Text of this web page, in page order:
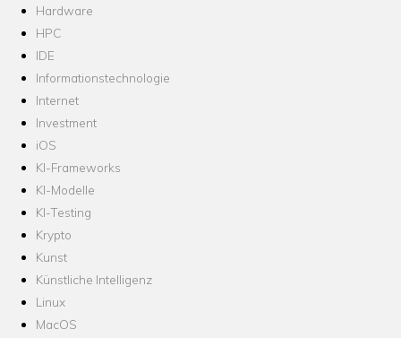
Hardware
HPC
IDE
Informationstechnologie
Internet
Investment
iOS
KI-Frameworks
KI-Modelle
KI-Testing
Krypto
Kunst
Künstliche Intelligenz
Linux
MacOS